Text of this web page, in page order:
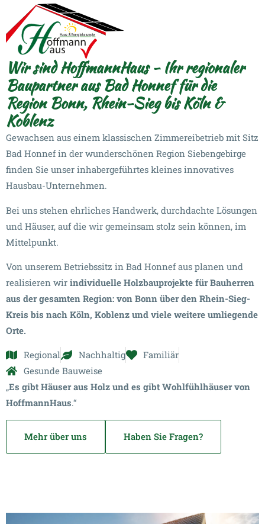
Wir sind HoffmannHaus - Ihr regionaler
Baupartner aus Bad Honnef für die
Region Bonn, Rhein-Sieg bis Köln &
Koblenz
Gewachsen aus einem klassischen Zimmereibetrieb mit Sitz
Bad Honnef in der wunderschönen Region Siebengebirge
finden Sie unser inhabergeführtes kleines innovatives
Hausbau-Unternehmen.
Bei uns stehen ehrliches Handwerk, durchdachte Lösungen
und Häuser, auf die wir gemeinsam stolz sein können, im
Mittelpunkt.
Von unserem Betriebssitz in Bad Honnef aus planen und
realisieren wir individuelle Holzbauprojekte für Bauherren
aus der gesamten Region: von Bonn über den Rhein-Sieg-
Kreis bis nach Köln, Koblenz und viele weitere umliegende
Orte.
Regional Nachhaltig
Familiär
Gesunde Bauweise
„Es gibt Häuser aus Holz und es gibt Wohlfühlhäuser von
HoffmannHaus.“
Mehr über uns Haben Sie Fragen?